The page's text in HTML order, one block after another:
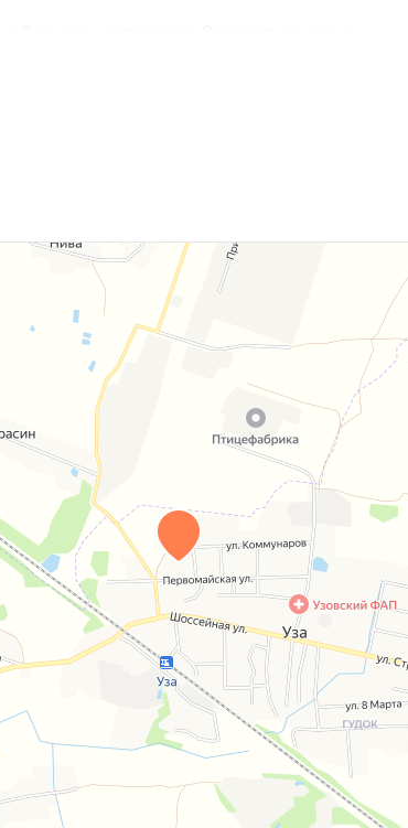
– скважина. Санузел на улице.
связи, 7 магазинов.
года, ООО “Гид по недвижимости”,
Мин. юстиции РБ №02240/310 от
в выборе банка (только